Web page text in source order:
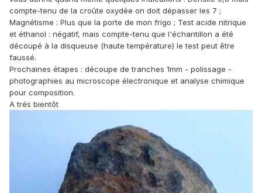
compte-tenu de la croûte oxydée on doit dépasser les 7 ;
Magnétisme : Plus que la porte de mon frigo ; Test acide nitrique
et éthanol : négatif, mais compte-tenu que l'échantillon a été
découpé à la disqueuse (haute température) le test peut être
faussé.
Prochaines étapes : découpe de tranches 1mm - polissage -
photographies au microscope électronique et analyse chimique
pour composition.
A trés bientôt